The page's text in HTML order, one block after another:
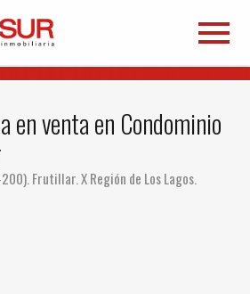
en venta en Condominio
Frutillar. X Región de Los Lagos.